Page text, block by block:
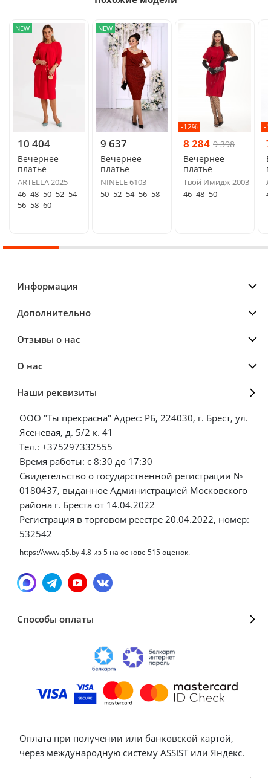
NEW
10 404
Вечернее
платье
ARTELLA 2025
46 48 50 52 54
56 58 60
NEW
9 637
Вечернее
платье
NINELE 6103
50 52 54 56 58
-12%
8 284 9 398
Вечернее
платье
Твой Имидж 2003
46 48 50
-
Информация
Дополнительно
Отзывы о нас
О нас
Наши реквизиты
ООО "Ты прекрасна" Адрес: РБ, 224030, г. Брест, ул.
Ясеневая, д. 5/2 к. 41
Тел.: +375297332555
Время работы: с 8:30 до 17:30
Свидетельство о государственной регистрации №
0180437, выданное Администрацией Московского
района г. Бреста от 14.04.2022
Регистрация в торговом реестре 20.04.2022, номер:
532542
https://www.q5.by4.8 из5 на основе 515оценок.
Способы оплаты
Оплата при получении или банковской картой,
через международную систему ASSIST или Яндекс.